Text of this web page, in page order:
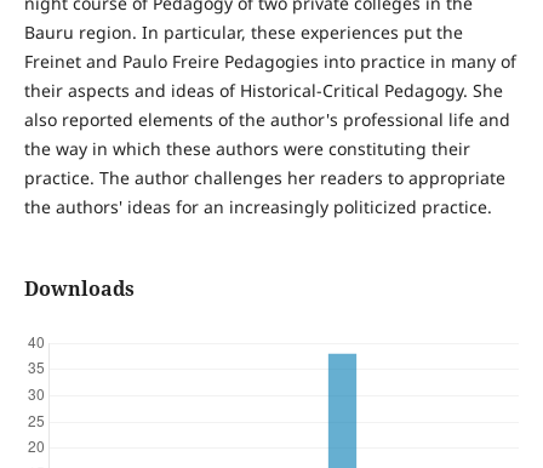
Bauru region. In particular, these experiences put the
Freinet and Paulo Freire Pedagogies into practice in many of
their aspects and ideas of Historical-Critical Pedagogy. She
also reported elements of the author's professional life and
the way in which these authors were constituting their
practice. The author challenges her readers to appropriate
the authors' ideas for an increasingly politicized practice.
Downloads